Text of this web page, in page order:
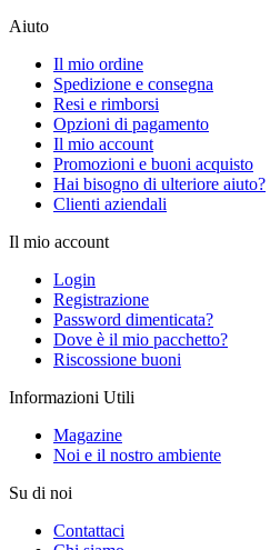
Aiuto
Il mio ordine
Spedizione e consegna
Resi e rimborsi
Opzioni di pagamento
Il mio account
Promozioni e buoni acquisto
Hai bisogno di ulteriore aiuto?
Clienti aziendali
Il mio account
Login
Registrazione
Password dimenticata?
Dove è il mio pacchetto?
Riscossione buoni
Informazioni Utili
Magazine
Noi e il nostro ambiente
Su di noi
Contattaci